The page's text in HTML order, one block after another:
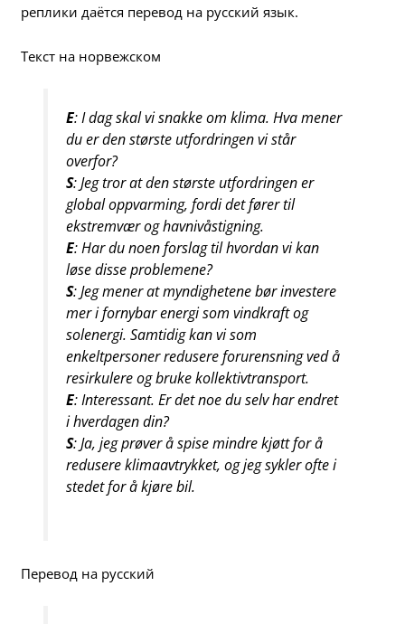
реплики даётся перевод на русский язык.
Текст на норвежском
E: I dag skal vi snakke om klima. Hva mener
du er den største utfordringen vi står
overfor?
S: Jeg tror at den største utfordringen er
global oppvarming, fordi det fører til
ekstremvær og havnivåstigning.
E: Har du noen forslag til hvordan vi kan
løse disse problemene?
S: Jeg mener at myndighetene bør investere
mer i fornybar energi som vindkraft og
solenergi. Samtidig kan vi som
enkeltpersoner redusere forurensning ved å
resirkulere og bruke kollektivtransport.
E: Interessant. Er det noe du selv har endret
i hverdagen din?
S: Ja, jeg prøver å spise mindre kjøtt for å
redusere klimaavtrykket, og jeg sykler ofte i
stedet for å kjøre bil.
Перевод на русский